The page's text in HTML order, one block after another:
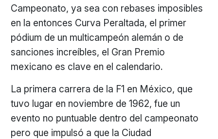
Campeonato, ya sea con rebases imposibles
en la entonces Curva Peraltada, el primer
pódium de un multicampeón alemán o de
sanciones increíbles, el Gran Premio
mexicano es clave en el calendario.
La primera carrera de la F1 en México, que
tuvo lugar en noviembre de 1962, fue un
evento no puntuable dentro del campeonato
pero que impulsó a que la Ciudad